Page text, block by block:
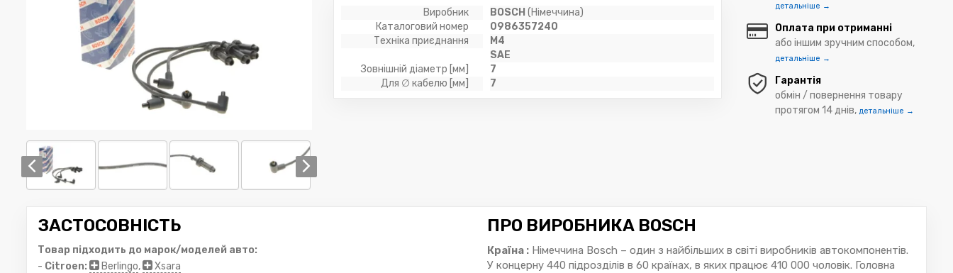
Виробник BOSCH (Німеччина)
Каталоговий номер
0986357240
Техніка приєднання
M4
SAE
Зовнішній діаметр [мм]
7
Для ∅ кабелю [мм]
7
детальніше →
Оплата при отриманні
або іншим зручним способом,
детальніше →
Гарантія
обмін / повернення товару
протягом 14 днів, детальніше →
ЗАСТОСОВНІСТЬ
Товар підходить до марок/моделей авто:
- Citroen: Berlingo,
Xsara
ПРО ВИРОБНИКА BOSCH
Країна : Німеччина Bosch – один з найбільших в світі виробників автокомпонентів.
У концерну 440 підрозділів в 60 країнах, в яких працює 410 000 чоловік. Головна